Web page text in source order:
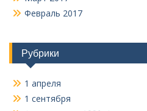
Февраль 2017
Рубрики
1 апреля
1 сентября